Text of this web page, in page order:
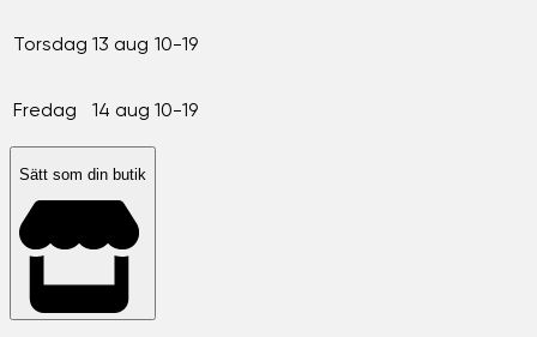
Torsdag 13 aug 10-19
Fredag 14 aug 10-19
Sätt som din butik